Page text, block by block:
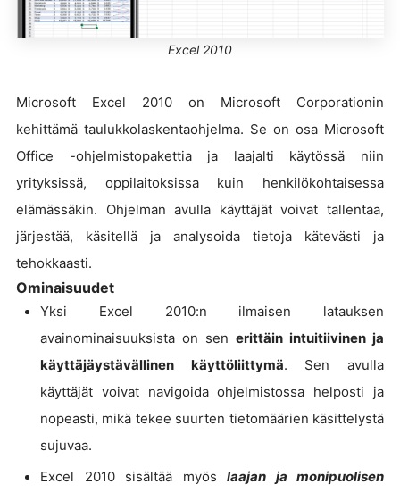
Excel 2010
Microsoft Excel 2010 on Microsoft Corporationin
kehittämä taulukkolaskentaohjelma. Se on osa Microsoft
Office -ohjelmistopakettia ja laajalti käytössä niin
yrityksissä, oppilaitoksissa kuin henkilökohtaisessa
elämässäkin. Ohjelman avulla käyttäjät voivat tallentaa,
järjestää, käsitellä ja analysoida tietoja kätevästi ja
tehokkaasti.
Ominaisuudet
Yksi Excel 2010:n ilmaisen latauksen
avainominaisuuksista on sen erittäin intuitiivinen ja
käyttäjäystävällinen käyttöliittymä. Sen avulla
käyttäjät voivat navigoida ohjelmistossa helposti ja
nopeasti, mikä tekee suurten tietomäärien käsittelystä
sujuvaa.
Excel 2010 sisältää myös laajan ja monipuolisen